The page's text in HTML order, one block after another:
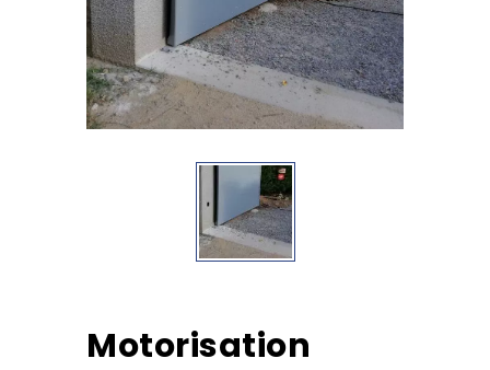
Motorisation